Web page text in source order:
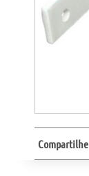
Compartilhe